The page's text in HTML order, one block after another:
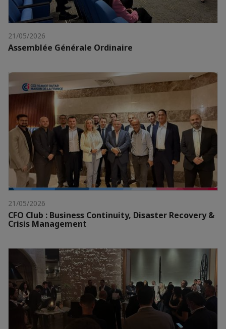
21/05/2026
Assemblée Générale Ordinaire
21/05/2026
CFO Club : Business Continuity, Disaster Recovery &
Crisis Management